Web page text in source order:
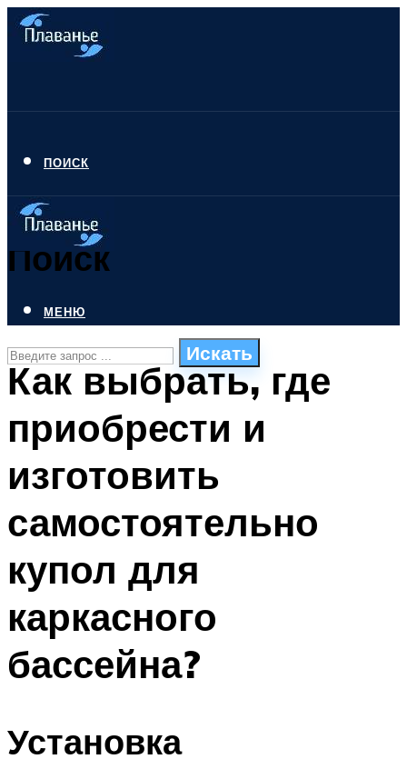
ПОИСК
Поиск
Искать
ПЛАВАНЬЕ ДЛЯ ДЕТЕЙ
БАССЕЙН ДЛЯ ДОМА
МЕНЮ
МЕНЮ
Как выбрать, где
приобрести и
изготовить
самостоятельно
купол для
каркасного
бассейна?
Установка